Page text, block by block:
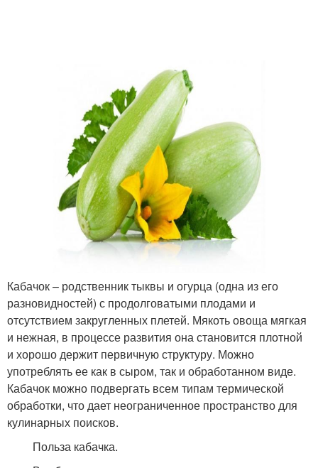
Кабачок – родственник тыквы и огурца (одна из его
разновидностей) с продолговатыми плодами и
отсутствием закругленных плетей. Мякоть овоща мягкая
и нежная, в процессе развития она становится плотной
и хорошо держит первичную структуру. Можно
употреблять ее как в сыром, так и обработанном виде.
Кабачок можно подвергать всем типам термической
обработки, что дает неограниченное пространство для
кулинарных поисков.
Польза кабачка.